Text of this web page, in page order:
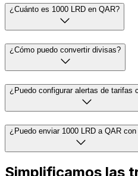
¿Cuánto es 1000 LRD en QAR?
¿Cómo puedo convertir divisas?
¿Puedo configurar alertas de tarifas
¿Puedo enviar 1000 LRD a QAR
Simplificamos las